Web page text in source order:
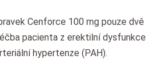
Cenforce 100 mg pouze dvě
pacienta z erektilní dysfunkce
hypertenze (PAH).